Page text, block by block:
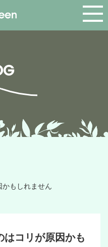
もしれません
はコリが原因かも